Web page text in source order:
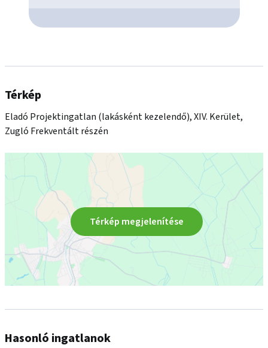
Térkép
Eladó Projektingatlan (lakásként kezelendő), XIV. Kerület,
Zugló Frekventált részén
Térkép megjelenítése
Hasonló ingatlanok